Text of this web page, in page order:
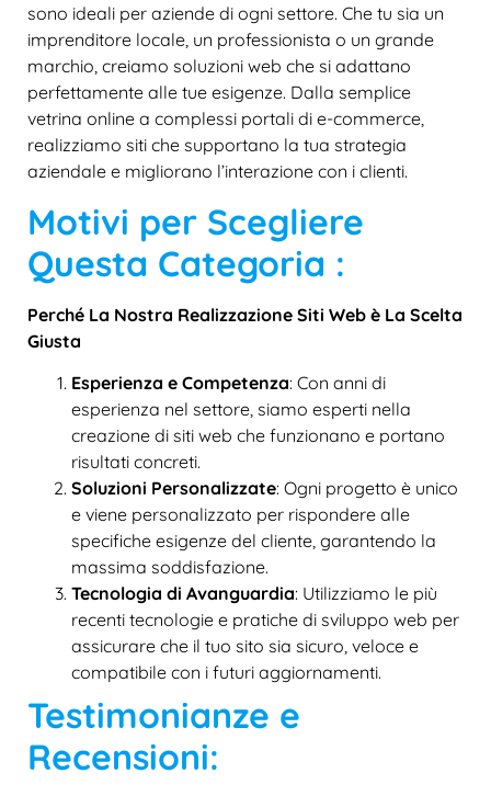
sono ideali per aziende di ogni settore. Che tu sia un
imprenditore locale, un professionista o un grande
marchio, creiamo soluzioni web che si adattano
perfettamente alle tue esigenze. Dalla semplice
vetrina online a complessi portali di e-commerce,
realizziamo siti che supportano la tua strategia
aziendale e migliorano l’interazione con i clienti.
Motivi per Scegliere
Questa Categoria :
Perché La Nostra Realizzazione Siti Web è La Scelta
Giusta
Esperienza e Competenza: Con anni di
esperienza nel settore, siamo esperti nella
creazione di siti web che funzionano e portano
risultati concreti.
Soluzioni Personalizzate: Ogni progetto è unico
e viene personalizzato per rispondere alle
specifiche esigenze del cliente, garantendo la
massima soddisfazione.
Tecnologia di Avanguardia: Utilizziamo le più
recenti tecnologie e pratiche di sviluppo web per
assicurare che il tuo sito sia sicuro, veloce e
compatibile con i futuri aggiornamenti.
Testimonianze e
Recensioni: